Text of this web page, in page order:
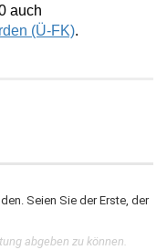
auch
(Ü-FK).
Seien Sie der Erste, der
abgeben zu können.